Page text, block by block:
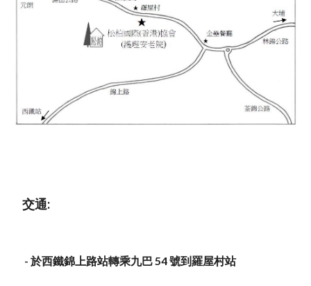
交通:
  - 於西鐵錦上路站轉乘九巴 54 號到羅屋村站